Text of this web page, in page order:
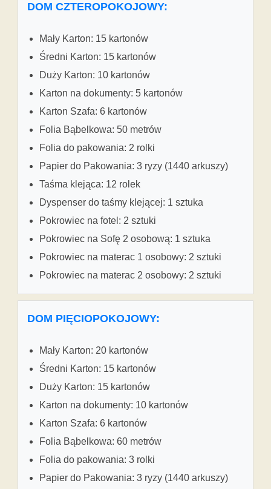
DOM CZTEROPOKOJOWY:
Mały Karton: 15 kartonów
Średni Karton: 15 kartonów
Duży Karton: 10 kartonów
Karton na dokumenty: 5 kartonów
Karton Szafa: 6 kartonów
Folia Bąbelkowa: 50 metrów
Folia do pakowania: 2 rolki
Papier do Pakowania: 3 ryzy (1440 arkuszy)
Taśma klejąca: 12 rolek
Dyspenser do taśmy klejącej: 1 sztuka
Pokrowiec na fotel: 2 sztuki
Pokrowiec na Sofę 2 osobową: 1 sztuka
Pokrowiec na materac 1 osobowy: 2 sztuki
Pokrowiec na materac 2 osobowy: 2 sztuki
DOM PIĘCIOPOKOJOWY:
Mały Karton: 20 kartonów
Średni Karton: 15 kartonów
Duży Karton: 15 kartonów
Karton na dokumenty: 10 kartonów
Karton Szafa: 6 kartonów
Folia Bąbelkowa: 60 metrów
Folia do pakowania: 3 rolki
Papier do Pakowania: 3 ryzy (1440 arkuszy)